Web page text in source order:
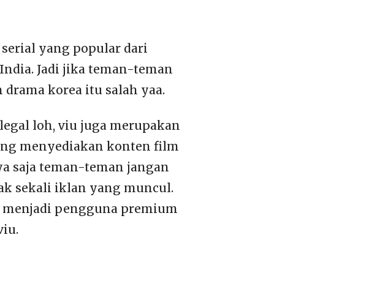
yang popular dari
Jadi jika teman-teman
korea itu salah yaa.
loh, viu juga merupakan
menyediakan konten film
saja teman-teman jangan
sekali iklan yang muncul.
pengguna premium